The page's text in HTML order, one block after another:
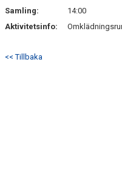
Samling:
14:00
Aktivitetsinfo:
<< Tillbaka